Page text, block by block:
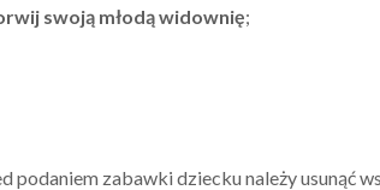
swoją młodą widownię;
podaniem zabawki dziecku należy usunąć